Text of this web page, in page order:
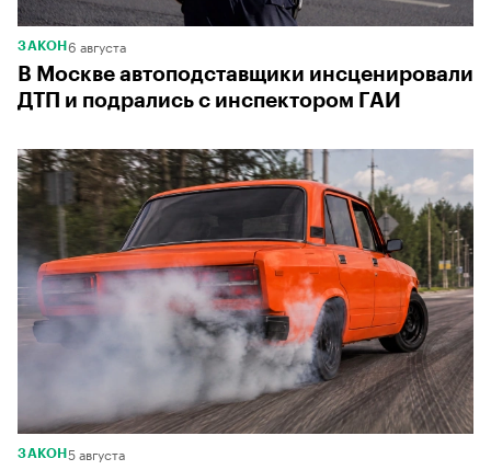
ЗАКОН 6 августа
В Москве автоподставщики инсценировали
ДТП и подрались с инспектором ГАИ
ЗАКОН 5 августа